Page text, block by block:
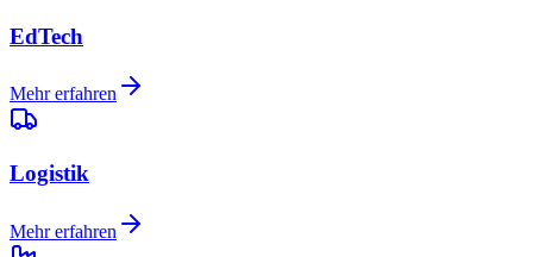
EdTech
Mehr erfahren
Logistik
Mehr erfahren